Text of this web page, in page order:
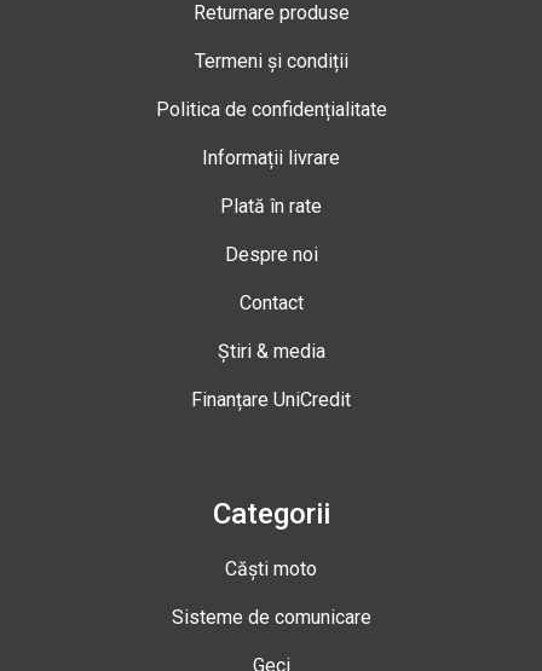
Returnare produse
Termeni și condiții
Politica de confidențialitate
Informații livrare
Plată în rate
Despre noi
Contact
Știri & media
Finanțare UniCredit
Categorii
Căști moto
Sisteme de comunicare
Geci